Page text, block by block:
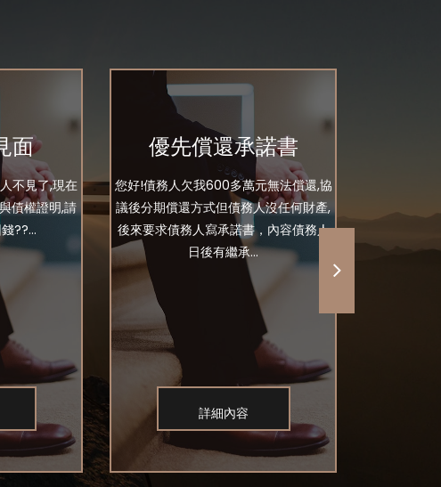
面
不見了,現在
債權證明,請
??...
優先償還承諾書
您好!債務人欠我600多萬元無法償還,協
議後分期償還方式但債務人沒任何財產,
後來要求債務人寫承諾書，內容債務人
日後有繼承...
詳細內容
借